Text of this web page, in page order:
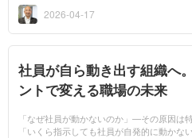
と感じ、後継者...
2026-04-17
社員が自ら動き出す組織へ
ントで変える職場の未来
「なぜ社員が動かないのか」—その原因は
「いくら指示しても社員が自発的に動かな